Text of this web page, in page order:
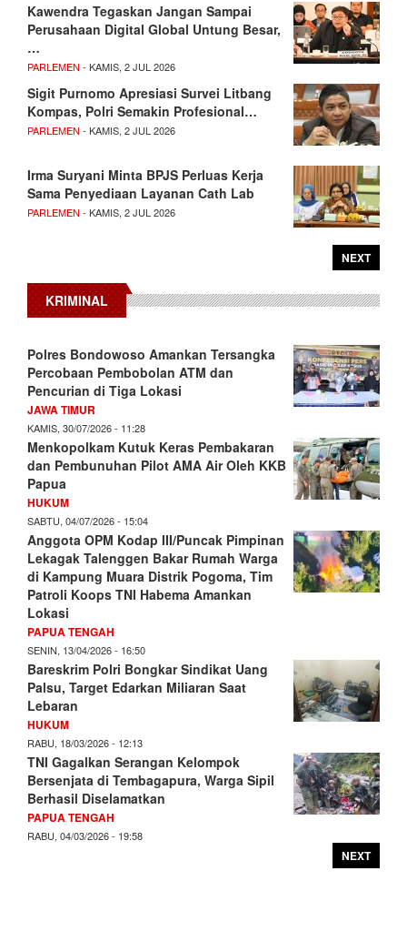
Kawendra Tegaskan Jangan Sampai
Perusahaan Digital Global Untung Besar,
…
PARLEMEN - KAMIS, 2 JUL 2026
Sigit Purnomo Apresiasi Survei Litbang
Kompas, Polri Semakin Profesional…
PARLEMEN - KAMIS, 2 JUL 2026
Irma Suryani Minta BPJS Perluas Kerja
Sama Penyediaan Layanan Cath Lab
PARLEMEN - KAMIS, 2 JUL 2026
NEXT
KRIMINAL
Polres Bondowoso Amankan Tersangka
Percobaan Pembobolan ATM dan
Pencurian di Tiga Lokasi
JAWA TIMUR
KAMIS, 30/07/2026 - 11:28
Menkopolkam Kutuk Keras Pembakaran
dan Pembunuhan Pilot AMA Air Oleh KKB
Papua
HUKUM
SABTU, 04/07/2026 - 15:04
Anggota OPM Kodap III/Puncak Pimpinan
Lekagak Talenggen Bakar Rumah Warga
di Kampung Muara Distrik Pogoma, Tim
Patroli Koops TNI Habema Amankan
Lokasi
PAPUA TENGAH
SENIN, 13/04/2026 - 16:50
Bareskrim Polri Bongkar Sindikat Uang
Palsu, Target Edarkan Miliaran Saat
Lebaran
HUKUM
RABU, 18/03/2026 - 12:13
TNI Gagalkan Serangan Kelompok
Bersenjata di Tembagapura, Warga Sipil
Berhasil Diselamatkan
PAPUA TENGAH
RABU, 04/03/2026 - 19:58
NEXT